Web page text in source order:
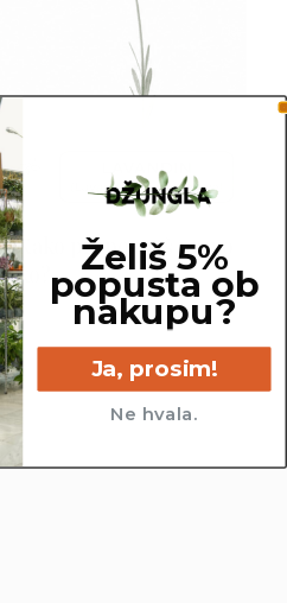
Kako prepoznaš pravo
Želiš 5%
popusta ob
nakupu?
Ja, prosim!
Ne hvala.